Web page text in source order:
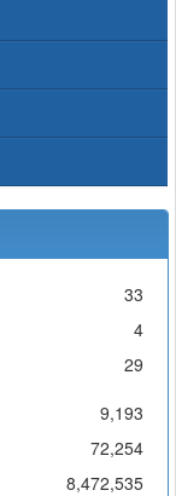
33
4
29
9,193
72,254
8,472,535